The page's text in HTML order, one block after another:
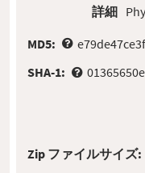
詳細
MD5:
SHA-1:
Zip ファイルサイズ: